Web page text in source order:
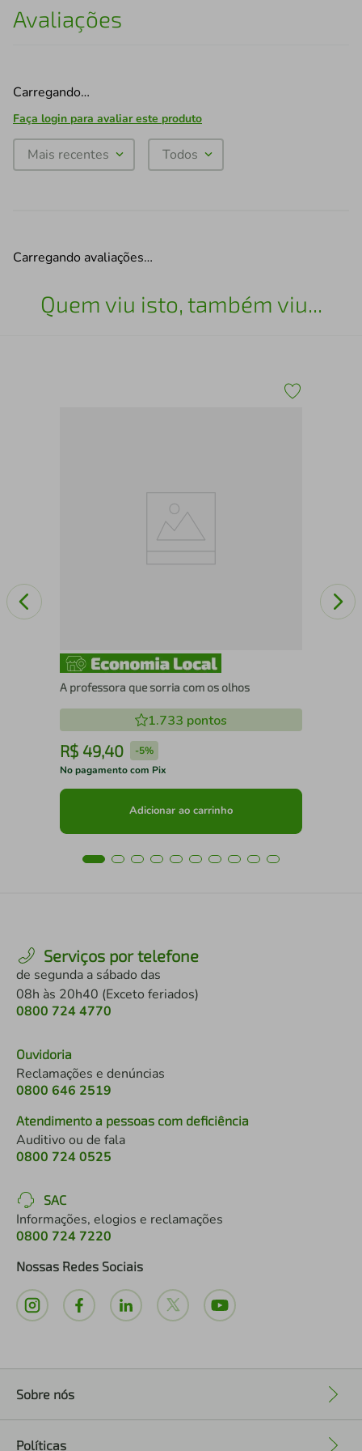
Avaliações
Carregando…
Faça login para avaliar este produto
Mais recentes Todos
Carregando avaliações…
Quem viu isto, também viu...
A professora que sorria com os olhos
1.733 pontos
R$ 49,40 -5%
No pagamento com Pix
Adicionar ao carrinho
Serviços por telefone
de segunda a sábado das
08h às 20h40 (Exceto feriados)
0800 724 4770
Ouvidoria
Reclamações e denúncias
0800 646 2519
Atendimento a pessoas com deficiência
Auditivo ou de fala
0800 724 0525
SAC
Informações, elogios e reclamações
0800 724 7220
Nossas Redes Sociais
Sobre nós
Políticas